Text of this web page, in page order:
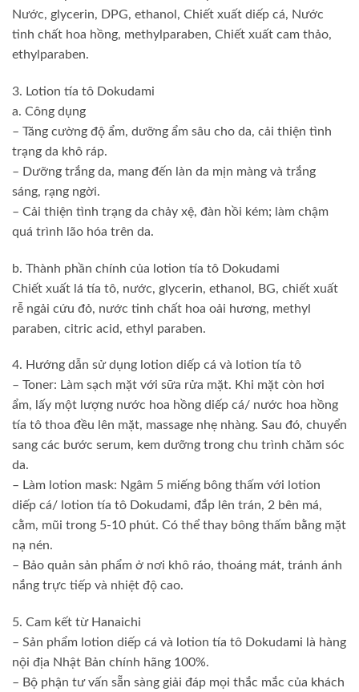
Nước, glycerin, DPG, ethanol, Chiết xuất diếp cá, Nước
tinh chất hoa hồng, methylparaben, Chiết xuất cam thảo,
ethylparaben.
3. Lotion tía tô Dokudami
a. Công dụng
– Tăng cường độ ẩm, dưỡng ẩm sâu cho da, cải thiện tình
trạng da khô ráp.
– Dưỡng trắng da, mang đến làn da mịn màng và trắng
sáng, rạng ngời.
– Cải thiện tình trạng da chảy xệ, đàn hồi kém; làm chậm
quá trình lão hóa trên da.
b. Thành phần chính của lotion tía tô Dokudami
Chiết xuất lá tía tô, nước, glycerin, ethanol, BG, chiết xuất
rễ ngải cứu đỏ, nước tinh chất hoa oải hương, methyl
paraben, citric acid, ethyl paraben.
4. Hướng dẫn sử dụng lotion diếp cá và lotion tía tô
– Toner: Làm sạch mặt với sữa rửa mặt. Khi mặt còn hơi
ẩm, lấy một lượng nước hoa hồng diếp cá/ nước hoa hồng
tía tô thoa đều lên mặt, massage nhẹ nhàng. Sau đó, chuyển
sang các bước serum, kem dưỡng trong chu trình chăm sóc
da.
– Làm lotion mask: Ngâm 5 miếng bông thấm với lotion
diếp cá/ lotion tía tô Dokudami, đắp lên trán, 2 bên má,
cằm, mũi trong 5-10 phút. Có thể thay bông thấm bằng mặt
nạ nén.
– Bảo quản sản phẩm ở nơi khô ráo, thoáng mát, tránh ánh
nắng trực tiếp và nhiệt độ cao.
5. Cam kết từ Hanaichi
– Sản phẩm lotion diếp cá và lotion tía tô Dokudami là hàng
nội địa Nhật Bản chính hãng 100%.
– Bộ phận tư vấn sẵn sàng giải đáp mọi thắc mắc của khách